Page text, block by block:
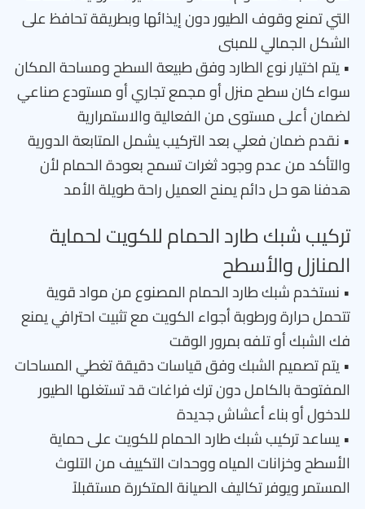
التي تمنع وقوف الطيور دون إيذائها وبطريقة تحافظ على
الشكل الجمالي للمبنى
• يتم اختيار نوع الطارد وفق طبيعة السطح ومساحة المكان
سواء كان سطح منزل أو مجمع تجاري أو مستودع صناعي
لضمان أعلى مستوى من الفعالية والاستمرارية
• نقدم ضمان فعلي بعد التركيب يشمل المتابعة الدورية
والتأكد من عدم وجود ثغرات تسمح بعودة الحمام لأن
هدفنا هو حل دائم يمنح العميل راحة طويلة الأمد
تركيب شبك طارد الحمام للكويت لحماية
المنازل والأسطح
• نستخدم شبك طارد الحمام المصنوع من مواد قوية
تتحمل حرارة ورطوبة أجواء الكويت مع تثبيت احترافي يمنع
فك الشبك أو تلفه بمرور الوقت
• يتم تصميم الشبك وفق قياسات دقيقة تغطي المساحات
المفتوحة بالكامل دون ترك فراغات قد تستغلها الطيور
للدخول أو بناء أعشاش جديدة
• يساعد تركيب شبك طارد الحمام للكويت على حماية
الأسطح وخزانات المياه ووحدات التكييف من التلوث
المستمر ويوفر تكاليف الصيانة المتكررة مستقبلاً